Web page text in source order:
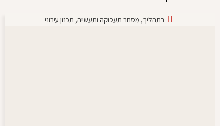
בתהליך, מסחר תעסוקה ותעשייה, תכנון עירוני